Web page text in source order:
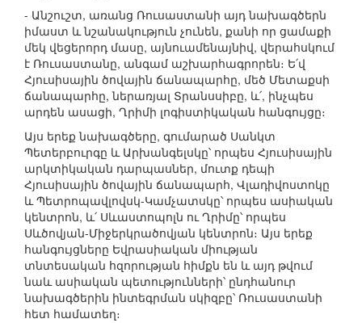
- Անշուշտ, առանց Ռուսաստանի այդ նախագծերն
իմաստ և նշանակություն չունեն, քանի որ ցամաքի
մեկ վեցերորդ մասը, այնուամենայնիվ, վերահսկում
է Ռուսաստանը, անգամ աշխարհագրորեն։ Ե՛վ
Հյուսիսային ծովային ճանապարհը, մեծ Մետաքսի
ճանապարհը, ներառյալ Տրանսսիբը, և՛, ինչպես
արդեն ասացի, Ղրիմի լոգիստիկական հանգույցը։
Այս երեք նախագծերը, գումարած Սանկտ
Պետերբուրգը և Արխանգելսկը՝ որպես Հյուսիսային
արկտիկական դարպասներ, մուտք դեպի
Հյուսիսային ծովային ճանապարհ, Վլադիվոստոկը
և Պետրոպավլովսկ-Կամչատսկը՝ որպես ասիական
կենտրոն, և՛ Սևաստոպոլն ու Ղրիմը՝ որպես
Սևծովյան-Միջերկրածովյան կենտրոն։ Այս երեք
հանգույցները Եվրասիական միության
տնտեսական հզորության հիմքն են և այդ թվում
նաև ասիական պետությունների՝ ընդհանուր
նախագծերին ինտեգրման սկիզբը՝ Ռուսաստանի
հետ համատեղ։